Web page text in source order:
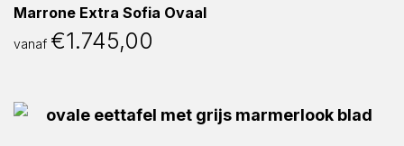
Marrone Extra Sofia Ovaal
vanaf €1.745,00